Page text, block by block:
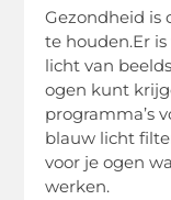
Gezondheid is
te houden.Er
licht van
ogen kunt
programma’s
blauw licht
voor je ogen
werken.